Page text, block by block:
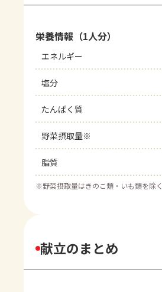
栄養情報（1人分）
エネルギー
塩分
たんぱく質
野菜摂取量※
脂質
※野菜摂取量はきのこ類・いも類を除く
献立のまとめ